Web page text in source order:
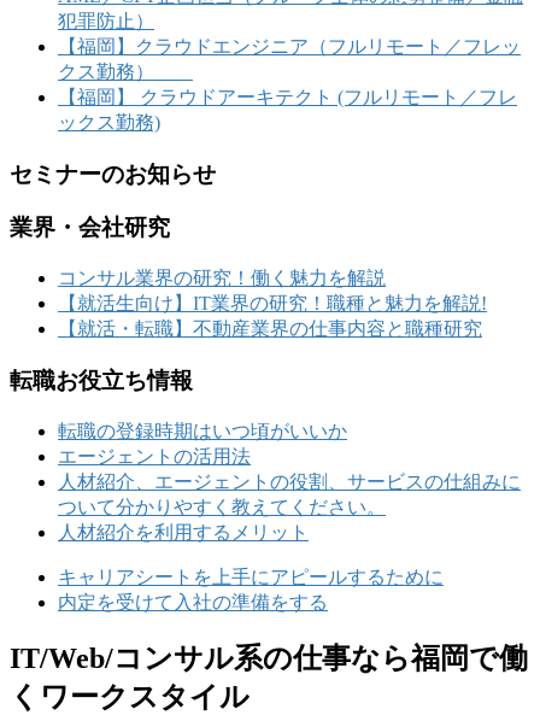
犯罪防止）
【福岡】クラウドエンジニア（フルリモート／フレッ
クス勤務）
【福岡】 クラウドアーキテクト (フルリモート／フレ
ックス勤務)
セミナーのお知らせ
業界・会社研究
コンサル業界の研究！働く魅力を解説
【就活生向け】IT業界の研究！職種と魅力を解説!
【就活・転職】不動産業界の仕事内容と職種研究
転職お役立ち情報
転職の登録時期はいつ頃がいいか
エージェントの活用法
人材紹介、エージェントの役割、サービスの仕組みに
ついて分かりやすく教えてください。
人材紹介を利用するメリット
キャリアシートを上手にアピールするために
内定を受けて入社の準備をする
IT/Web/コンサル系の仕事なら福岡で働
くワークスタイル